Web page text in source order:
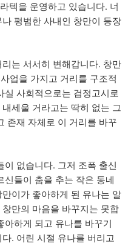
텍을 운영하고 있습니다. 너
평범한 사내인 창만이 등장
는 서서히 변해갑니다. 창만
업을 가지고 거리를 구조적
실 사회적으로는 검정고시로
세울 거라고는 딱히 없는 그
존재 자체로 이 거리를 바꾸
이 없습니다. 그저 조폭 출신
신들이 춤을 추는 작은 동네
이가 좋아하게 된 유나는 알
만의 마음을 바꾸지는 못합
아하게 되고 유나를 바꾸기
. 어린 시절 유나를 버리고